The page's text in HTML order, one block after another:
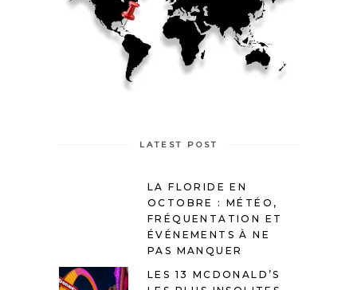
LATEST POST
LA FLORIDE EN
OCTOBRE : MÉTÉO,
FRÉQUENTATION ET
ÉVÉNEMENTS À NE
PAS MANQUER
LES 13 MCDONALD’S